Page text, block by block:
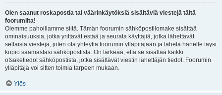
Olen saanut roskapostia tai väärinkäytöksiä sisältäviä viestejä tältä
foorumilta!
Olemme pahoillamme siitä. Tämän foorumin sähköpostilomake sisältää
ominaisuuksia, jotka yrittävät estää ja seurata käyttäjiä, jotka lähettävät
sellaisia viestejä, joten ota yhteyttä foorumin ylläpitäjään ja lähetä hänelle täysi
kopio saamastasi sähköpostista. On tärkeää, että se sisältää kaikki
otsaketiedot sähköpostista, jotka sisältävät viestin lähettäjän tiedot. Foorumin
ylläpitäjä voi sitten toimia tarpeen mukaan.
Ylös